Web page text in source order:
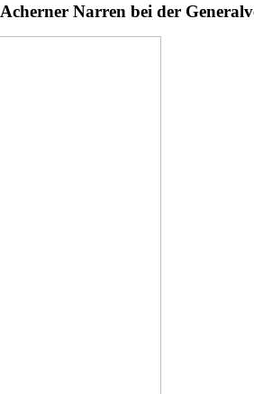
Acherner Narren bei der